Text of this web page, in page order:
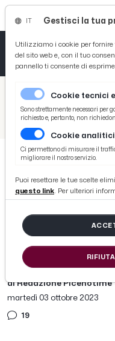
/
/
Ascoli Calcio, Giannitti: “Spero di aprire un
Ascoli Calcio,
aprire un
soddisfazioni.
di Redazione Picenotime
martedì 03 ottobre 2023
19
Gestisci la tua
Utilizziamo i cookie per
del sito web e, con il tuo
pannello ti consente di
Cookie tecnici
Sono strettamente necessari per
richiesto e, pertanto, non
Cookie
Ci permettono di misurare il
migliorare il nostro servizio.
Puoi resettare le tue scelte
questo link. Per ulteriori
Tutto News
Tutto Sport
Basket
Ciclismo
Tutto Curiosità